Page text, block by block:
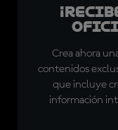
Crea ahora
contenidos
que incluye
información